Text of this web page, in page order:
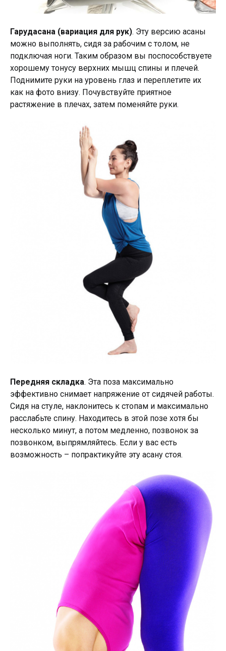
Гарудасана (вариация для рук). Эту версию асаны
можно выполнять, сидя за рабочим с толом, не
подключая ноги. Таким образом вы поспособствуете
хорошему тонусу верхних мышц спины и плечей.
Поднимите руки на уровень глаз и переплетите их
как на фото внизу. Почувствуйте приятное
растяжение в плечах, затем поменяйте руки.
Передняя складка. Эта поза максимально
эффективно снимает напряжение от сидячей работы.
Сидя на стуле, наклонитесь к стопам и максимально
расслабьте спину. Находитесь в этой позе хотя бы
несколько минут, а потом медленно, позвонок за
позвонком, выпрямляйтесь. Если у вас есть
возможность – попрактикуйте эту асану стоя.